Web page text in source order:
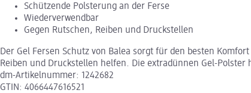
Schützende Polsterung an der Ferse
Wiederverwendbar
Gegen Rutschen, Reiben und Druckstellen
Der Gel Fersen Schutz von Balea sorgt für den besten
Reiben und Druckstellen helfen. Die extradünnen Gel-
dm-Artikelnummer: 1242682
GTIN: 4066447616521